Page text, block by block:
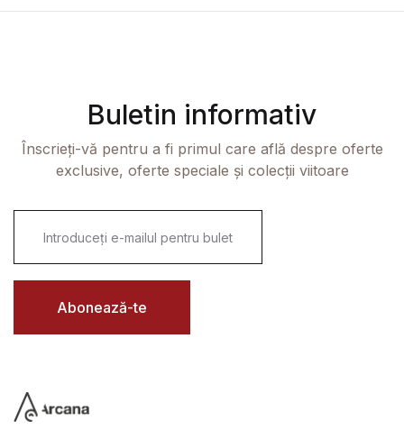
Buletin informativ
Înscrieți-vă pentru a fi primul care află despre oferte
exclusive, oferte speciale și colecții viitoare
i
l
Abonează-te